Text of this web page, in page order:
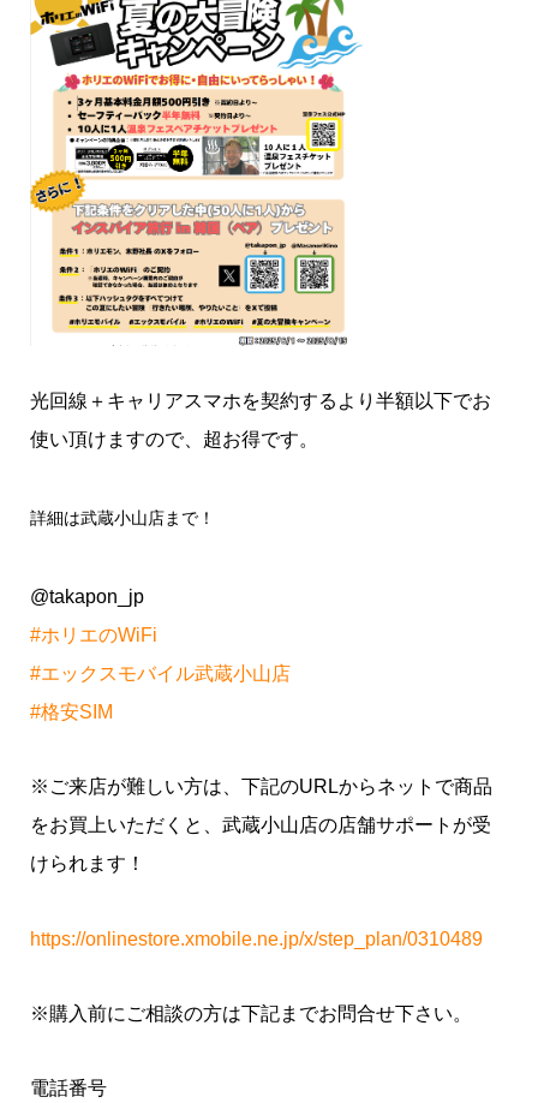
光回線＋キャリアスマホを契約するより半額以下でお
使い頂けますので、超お得です。
詳細は武蔵小山店まで！
@takapon_jp
#ホリエのWiFi
#エックスモバイル武蔵小山店
#格安SIM
※ご来店が難しい方は、下記のURLからネットで商品
をお買上いただくと、武蔵小山店の店舗サポートが受
けられます！
https://onlinestore.xmobile.ne.jp/x/step_plan/0310489
※購入前にご相談の方は下記までお問合せ下さい。
電話番号